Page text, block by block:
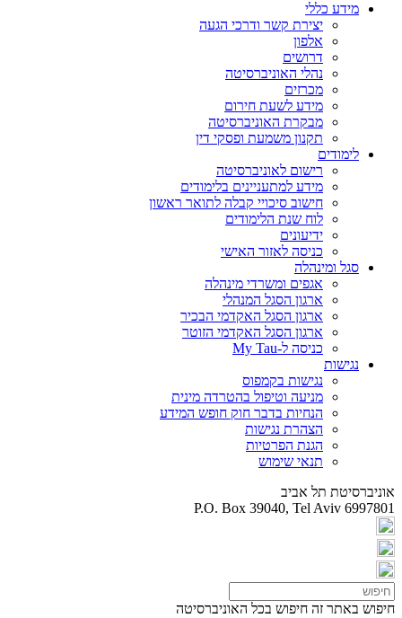
מידע כללי
יצירת קשר ודרכי הגעה
אלפון
דרושים
נהלי האוניברסיטה
מכרזים
מידע לשעת חירום
מבקרת האוניברסיטה
תקנון משמעת ופסקי דין
לימודים
רישום לאוניברסיטה
מידע למתעניינים בלימודים
חישוב סיכויי קבלה לתואר ראשון
לוח שנת הלימודים
ידיעונים
כניסה לאזור האישי
סגל ומינהלה
אגפים ומשרדי מינהלה
ארגון הסגל המנהלי
ארגון הסגל האקדמי הבכיר
ארגון הסגל האקדמי הזוטר
כניסה ל-My Tau
נגישות
נגישות בקמפוס
מניעה וטיפול בהטרדה מינית
הנחיות בדבר חוק חופש המידע
הצהרת נגישות
הגנת הפרטיות
תנאי שימוש
אוניברסיטת תל אביב
P.O. Box 39040, Tel Aviv 6997801
חיפוש באתר זה חיפוש בכל האוניברסיטה